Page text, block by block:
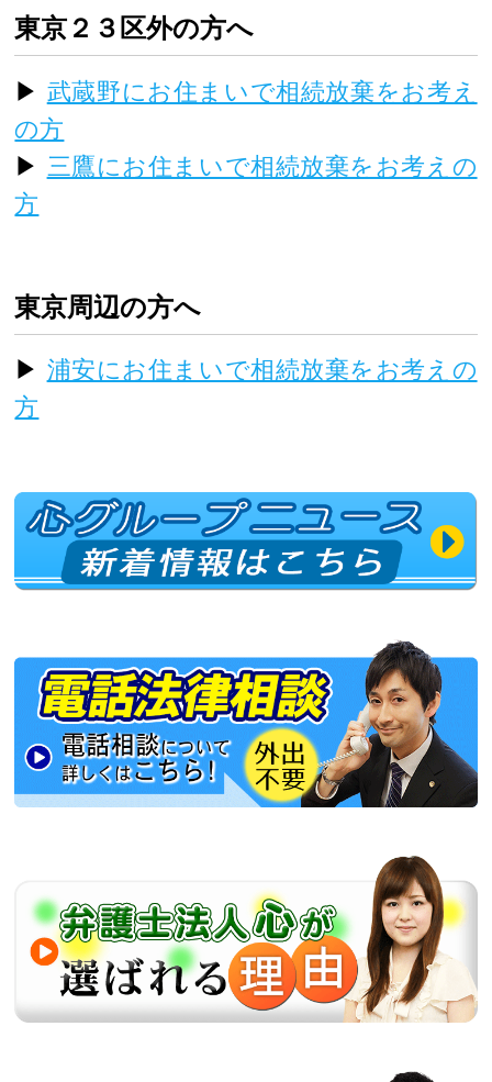
東京２３区外の方へ
▶ 武蔵野にお住まいで相続放棄をお考え
の方
▶ 三鷹にお住まいで相続放棄をお考えの
方
東京周辺の方へ
▶ 浦安にお住まいで相続放棄をお考えの
方